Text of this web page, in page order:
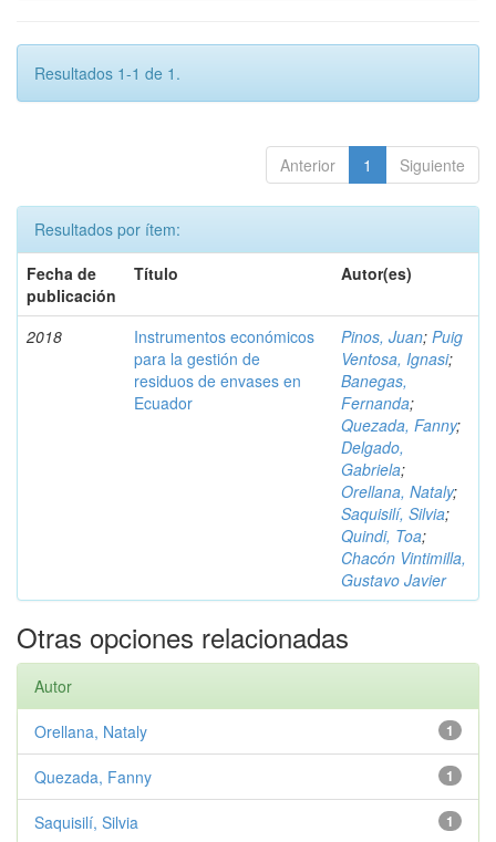
Resultados 1-1 de 1.
Anterior 1 Siguiente
Resultados por ítem:
Fecha de
publicación
Título Autor(es)
2018
Instrumentos económicos
para la gestión de
residuos de envases en
Ecuador
Pinos, Juan; Puig
Ventosa, Ignasi;
Banegas,
Fernanda;
Quezada, Fanny;
Delgado,
Gabriela;
Orellana, Nataly;
Saquisilí, Silvia;
Quindi, Toa;
Chacón Vintimilla,
Gustavo Javier
Otras opciones relacionadas
Autor
1
Orellana, Nataly
1
Quezada, Fanny
1
Saquisilí, Silvia